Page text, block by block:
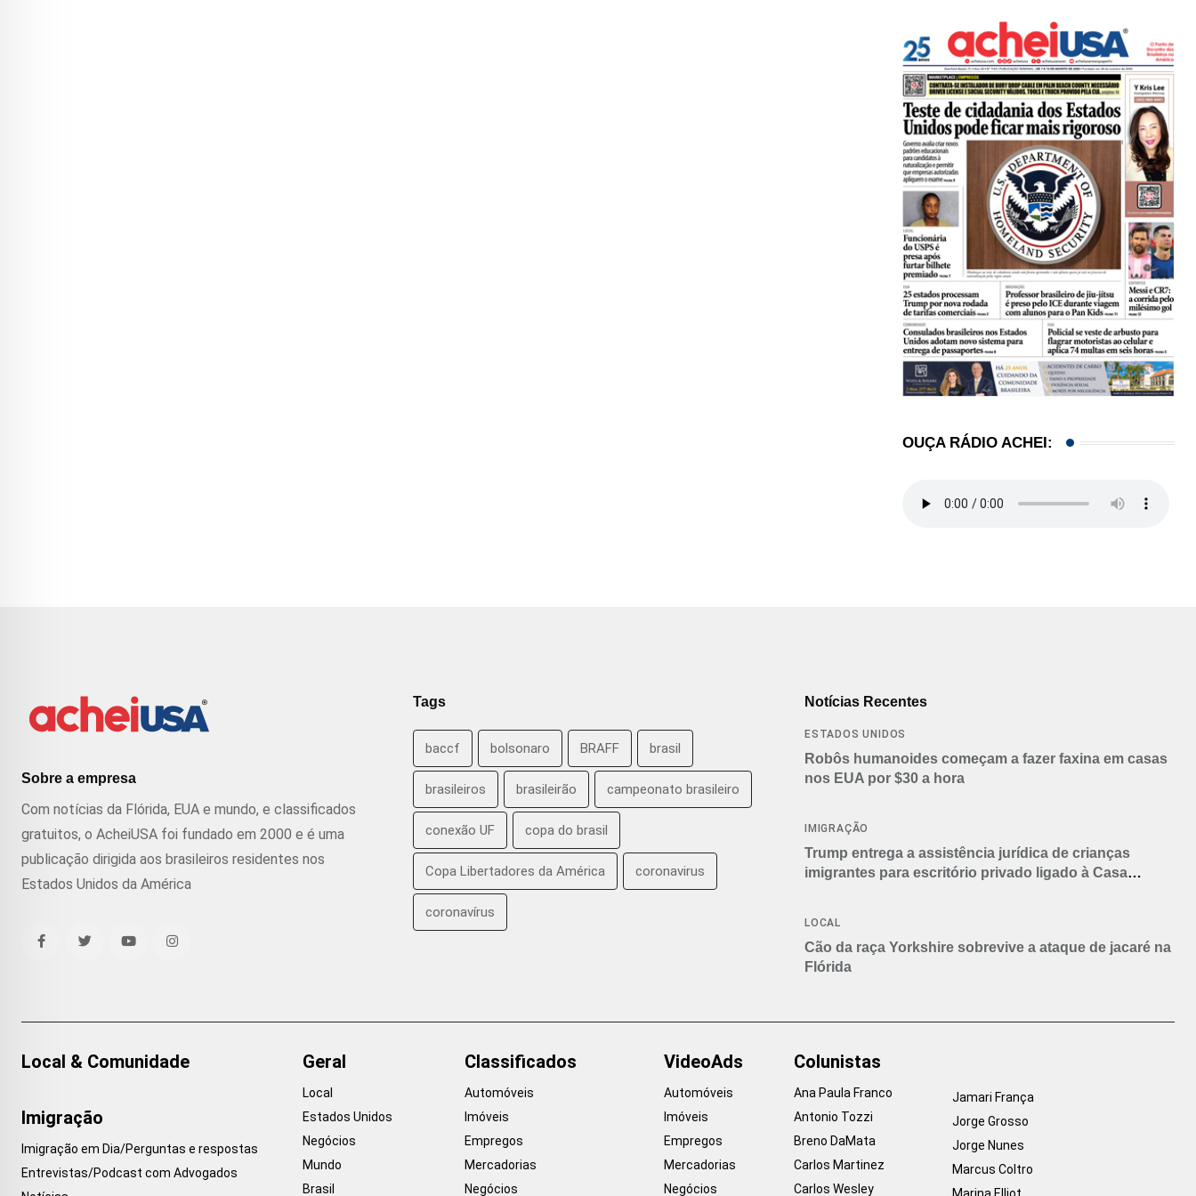
OUÇA RÁDIO ACHEI:
Sobre a empresa
Com notícias da Flórida, EUA e mundo, e classificados
gratuitos, o AcheiUSA foi fundado em 2000 e é uma
publicação dirigida aos brasileiros residentes nos
Estados Unidos da América
Tags
baccf bolsonaro BRAFF brasil
brasileiros brasileirão campeonato brasileiro
conexão UF copa do brasil
Copa Libertadores da América coronavirus
coronavírus
Notícias Recentes
ESTADOS UNIDOS
Robôs humanoides começam a fazer faxina em casas
nos EUA por $30 a hora
IMIGRAÇÃO
Trump entrega a assistência jurídica de crianças
imigrantes para escritório privado ligado à Casa
LOCAL
Cão da raça Yorkshire sobrevive a ataque de jacaré na
Flórida
Local & Comunidade
Imigração
Imigração em Dia/Perguntas e respostas
Entrevistas/Podcast com Advogados
Geral
Local
Estados Unidos
Negócios
Mundo
Brasil
Classificados
Automóveis
Imóveis
Empregos
Mercadorias
Negócios
VideoAds
Automóveis
Imóveis
Empregos
Mercadorias
Negócios
Colunistas
Ana Paula Franco
Antonio Tozzi
Breno DaMata
Carlos Martinez
Carlos Wesley
Jamari França
Jorge Grosso
Jorge Nunes
Marcus Coltro